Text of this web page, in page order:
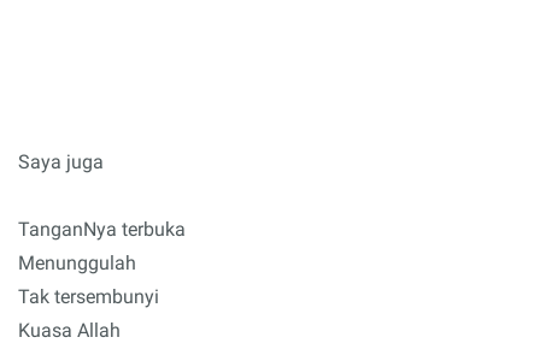
Saya juga
TanganNya terbuka
Menunggulah
Tak tersembunyi
Kuasa Allah